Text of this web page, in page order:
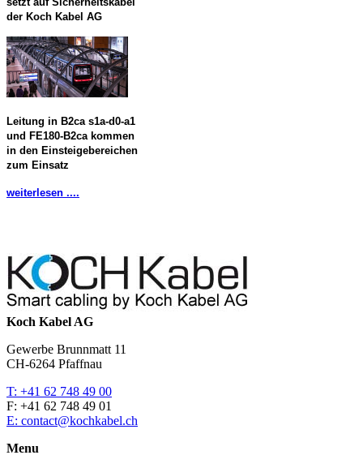
der Koch Kabel AG
Leitung in B2ca s1a-d0-a1
und FE180-B2ca kommen
in den Einsteigebereichen
zum Einsatz
weiterlesen ....
Koch Kabel AG
Gewerbe Brunnmatt 11
CH-6264 Pfaffnau
T: +41 62 748 49 00
F: +41 62 748 49 01
E: contact@kochkabel.ch
Menu